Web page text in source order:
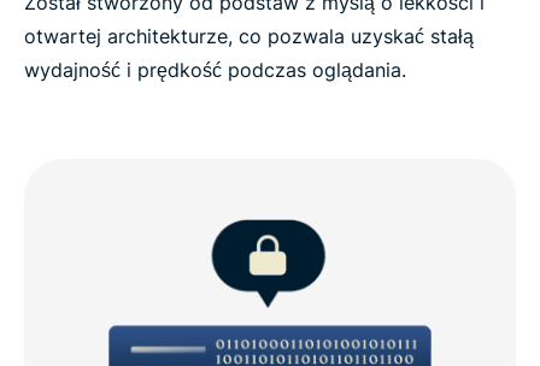
otwartej architekturze, co pozwala uzyskać stałą
wydajność i prędkość podczas oglądania.